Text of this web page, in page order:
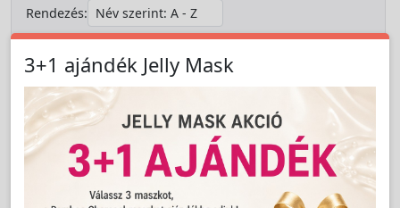
Rendezés:
TERMÉK SZŰRŐ
3+1 ajándék Jelly Mask